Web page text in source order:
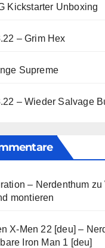
Kickstarter Unboxing
– Grim Hex
Supreme
– Wieder Salvage
– Nerdenthum zu
montieren
X-Men 22 [deu] –
Iron Man 1 [deu]